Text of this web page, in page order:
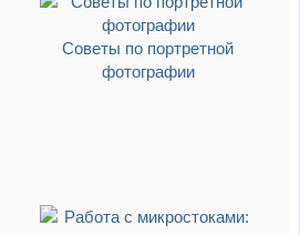
Советы по портретной
фотографии